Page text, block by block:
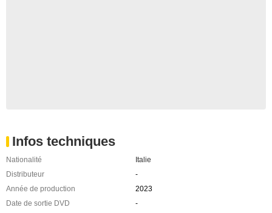
Infos techniques
Nationalité
Italie
Distributeur
-
Année de production
2023
Date de sortie DVD
-